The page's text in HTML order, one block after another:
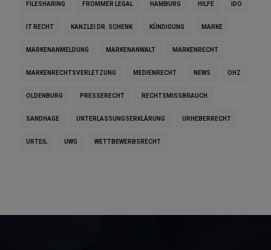
FILESHARING FROMMER LEGAL HAMBURG HILFE IDO
IT RECHT KANZLEI DR. SCHENK KÜNDIGUNG MARKE
MARKENANMELDUNG MARKENANWALT MARKENRECHT
MARKENRECHTSVERLETZUNG MEDIENRECHT NEWS OHZ
OLDENBURG PRESSERECHT RECHTSMISSBRAUCH
SANDHAGE UNTERLASSUNGSERKLÄRUNG URHEBERRECHT
URTEIL UWG WETTBEWERBSRECHT